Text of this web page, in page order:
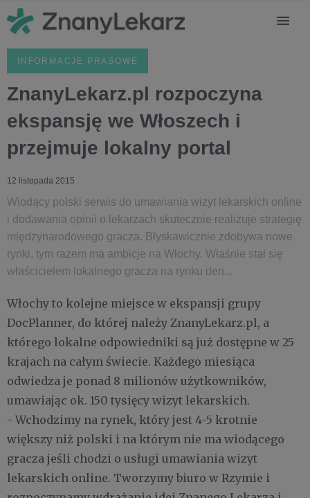
INFORMACJE PRASOWE
ZnanyLekarz.pl rozpoczyna
ekspansję we Włoszech i
przejmuje lokalny portal
12 listopada 2015
Wiodący polski serwis do umawiania wizyt lekarskich online
i dodawania opinii o lekarzach skutecznie realizuje strategię
międzynarodowego gracza. Błyskawicznie zdobywa nowe
rynki, tym razem ma ambicje na Włochy. Właśnie stał się
właścicielem lokalnego gracza na rynku den...
Włochy to kolejne miejsce w ekspansji grupy
DocPlanner, do której należy ZnanyLekarz.pl, a
którego lokalne odpowiedniki są już dostępne w 25
krajach na całym świecie. Każdego miesiąca
odwiedza je ponad 8 milionów użytkowników,
umawiając ok. 150 tysięcy wizyt lekarskich.
- Wchodzimy na rynek, który jest 4-5 krotnie
większy niż polski i na którym nie ma wiodącego
gracza jeśli chodzi o usługi umawiania wizyt
lekarskich online. Tworzymy biuro w Rzymie i